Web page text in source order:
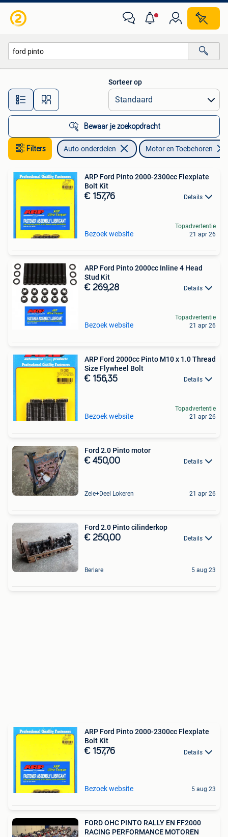
Alle afstanden…
Sorteer op
Bewaar je zoekopdracht
Filters Auto-onderdelen Motor en Toebehoren
ARP Ford Pinto 2000-2300cc Flexplate
Bolt Kit
€ 157,76 Details
Bezoek website
Topadvertentie
21 apr 26
ARP Ford Pinto 2000cc Inline 4 Head
Stud Kit
€ 269,28 Details
Bezoek website
Topadvertentie
21 apr 26
ARP Ford 2000cc Pinto M10 x 1.0 Thread
Size Flywheel Bolt
€ 156,35 Details
Bezoek website
Topadvertentie
21 apr 26
Ford 2.0 Pinto motor
€ 450,00 Details
Zele+Deel Lokeren 21 apr 26
Ford 2.0 Pinto cilinderkop
€ 250,00 Details
Berlare 5 aug 23
ARP Ford Pinto 2000-2300cc Flexplate
Bolt Kit
€ 157,76 Details
Bezoek website 5 aug 23
FORD OHC PINTO RALLY EN FF2000
RACING PERFORMANCE MOTOREN